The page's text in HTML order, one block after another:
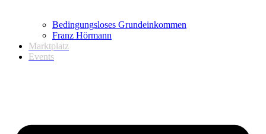
Bedingungsloses Grundeinkommen
Franz Hörmann
Marktplatz
Events